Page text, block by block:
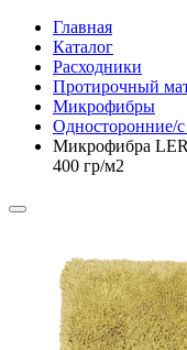
Главная
Каталог
Расходники
Протирочный
Микрофибры
Односторонние/
Микрофибра
400 гр/м2